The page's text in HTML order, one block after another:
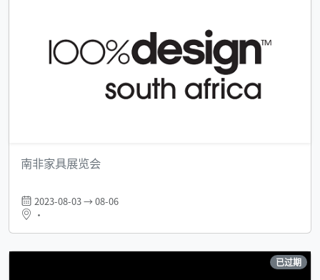
南非家具展览会
2023-08-03 → 08-06
•
已过期